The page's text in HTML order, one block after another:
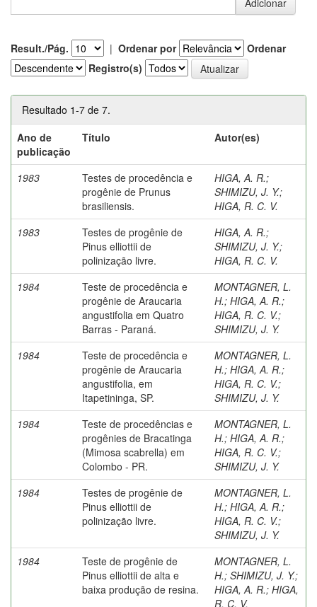
Result./Pág. | Ordenar por
Ordenar
Registro(s)
Resultado 1-7 de 7.
Ano de
publicação
Título Autor(es)
1983
Testes de procedência e
progênie de Prunus
brasiliensis.
HIGA, A. R.;
SHIMIZU, J. Y.;
HIGA, R. C. V.
1983
Testes de progênie de
Pinus elliottii de
polinização livre.
HIGA, A. R.;
SHIMIZU, J. Y.;
HIGA, R. C. V.
1984
Teste de procedência e
progênie de Araucaria
angustifolia em Quatro
Barras - Paraná.
MONTAGNER, L.
H.; HIGA, A. R.;
HIGA, R. C. V.;
SHIMIZU, J. Y.
1984
Teste de procedência e
progênie de Araucaria
angustifolia, em
Itapetininga, SP.
MONTAGNER, L.
H.; HIGA, A. R.;
HIGA, R. C. V.;
SHIMIZU, J. Y.
1984
Teste de procedências e
progênies de Bracatinga
(Mimosa scabrella) em
Colombo - PR.
MONTAGNER, L.
H.; HIGA, A. R.;
HIGA, R. C. V.;
SHIMIZU, J. Y.
1984
Testes de progênie de
Pinus elliottii de
polinização livre.
MONTAGNER, L.
H.; HIGA, A. R.;
HIGA, R. C. V.;
SHIMIZU, J. Y.
1984
Teste de progênie de
Pinus elliottii de alta e
baixa produção de resina.
MONTAGNER, L.
H.; SHIMIZU, J. Y.;
HIGA, A. R.; HIGA,
R. C. V.